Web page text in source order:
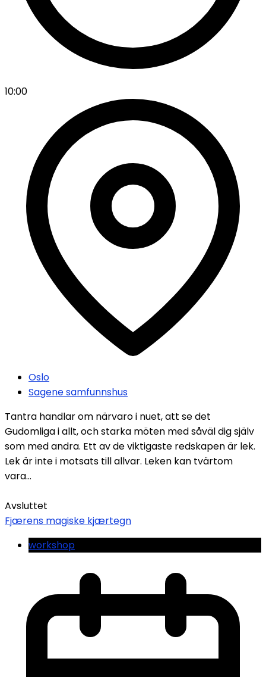
10:00
Oslo
Sagene samfunnshus
Tantra handlar om närvaro i nuet, att se det
Gudomliga i allt, och starka möten med såväl dig själv
som med andra. Ett av de viktigaste redskapen är lek.
Lek är inte i motsats till allvar. Leken kan tvärtom
vara...
Avsluttet
Fjærens magiske kjærtegn
workshop